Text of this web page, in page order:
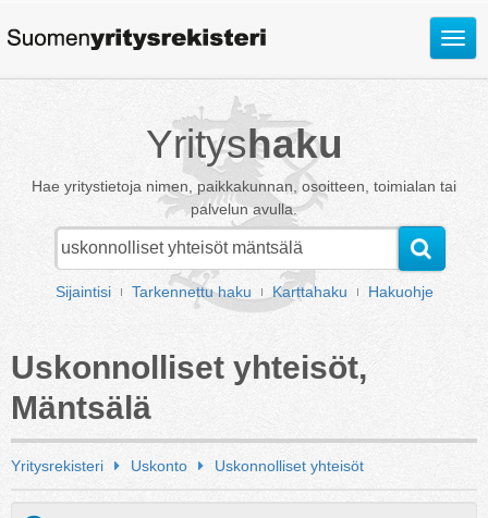
Avaa
Yrityshaku
Hae yritystietoja nimen, paikkakunnan, osoitteen, toimialan tai
palvelun avulla.
Sijaintisi Tarkennettu haku Karttahaku Hakuohje
Uskonnolliset yhteisöt,
Mäntsälä
Yritysrekisteri Uskonto Uskonnolliset yhteisöt